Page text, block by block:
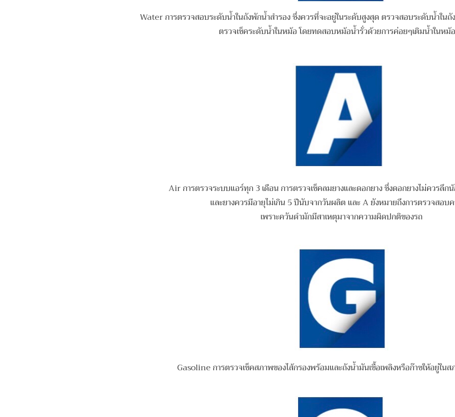
Water การตรวจสอบระดับน้ำในถังพักน้ำสำรอง ซึ่งควรที่จะอยู่ในระดับสูงสุด ตรวจสอบระดับน้ำในถั
ตรวจเช็คระดับน้ำในหม้อโดยทดสอบหม้อน้ำรั่วด้วยการค่อยๆเติมน้ำในหม้
Air การตรวจระบบแอร์ทุก 3 เดือน การตรวจเช็คลมยางและดอกยาง ซึ่งดอกยางไม่ควรลึก
และยางควรมีอายุไม่เกิน 5 ปีนับจากวันผลิต และ A ยังหมายถึงการตรวจสอบ
เพราะควันดำมักมีสาเหตุมาจากความผิดปกติของรถ
Gasoline การตรวจเช็คสภาพของไส้กรองพร้อมและถังน้ำมันเชื้อเพลิงหรือก๊าซให้อยู่ใน